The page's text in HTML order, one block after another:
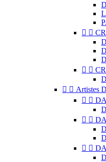
 
 
  Artistes D
 
 
 